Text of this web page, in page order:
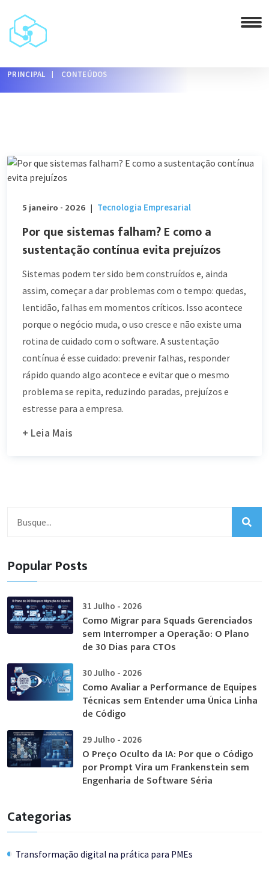
PRINCIPAL CONTEÚDOS
5 janeiro - 2026 | Tecnologia Empresarial
Por que sistemas falham? E como a
sustentação contínua evita prejuízos
Sistemas podem ter sido bem construídos e, ainda
assim, começar a dar problemas com o tempo: quedas,
lentidão, falhas em momentos críticos. Isso acontece
porque o negócio muda, o uso cresce e não existe uma
rotina de cuidado com o software. A sustentação
contínua é esse cuidado: prevenir falhas, responder
rápido quando algo acontece e evitar que o mesmo
problema se repita, reduzindo paradas, prejuízos e
estresse para a empresa.
+ Leia Mais
Popular Posts
31 Julho - 2026
Como Migrar para Squads Gerenciados
sem Interromper a Operação: O Plano
de 30 Dias para CTOs
30 Julho - 2026
Como Avaliar a Performance de Equipes
Técnicas sem Entender uma Única Linha
de Código
29 Julho - 2026
O Preço Oculto da IA: Por que o Código
por Prompt Vira um Frankenstein sem
Engenharia de Software Séria
Categorias
Transformação digital na prática para PMEs